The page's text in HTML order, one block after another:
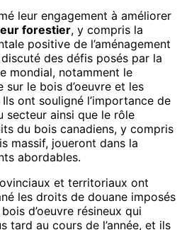
leur engagement à améliorer
forestier, y compris la
positive de l’aménagement
des défis posés par la
mondial, notamment le
le bois d’oeuvre et les
ont souligné l’importance de
secteur ainsi que le rôle
du bois canadiens, y compris
massif, joueront dans la
abordables.
et territoriaux ont
les droits de douane imposés
d’oeuvre résineux qui
tard au cours de l’année, et ils